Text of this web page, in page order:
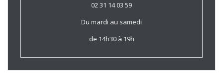
02 31 14 03 59
Du mardi au samedi
de 14h30 à 19h